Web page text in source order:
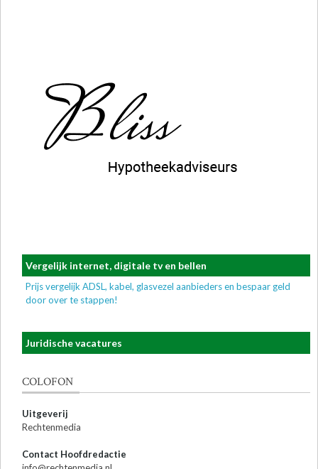
Vergelijk internet, digitale tv en bellen
Prijs vergelijk ADSL, kabel, glasvezel aanbieders en bespaar geld
door over te stappen!
Juridische vacatures
COLOFON
Uitgeverij
Rechtenmedia
Contact Hoofdredactie